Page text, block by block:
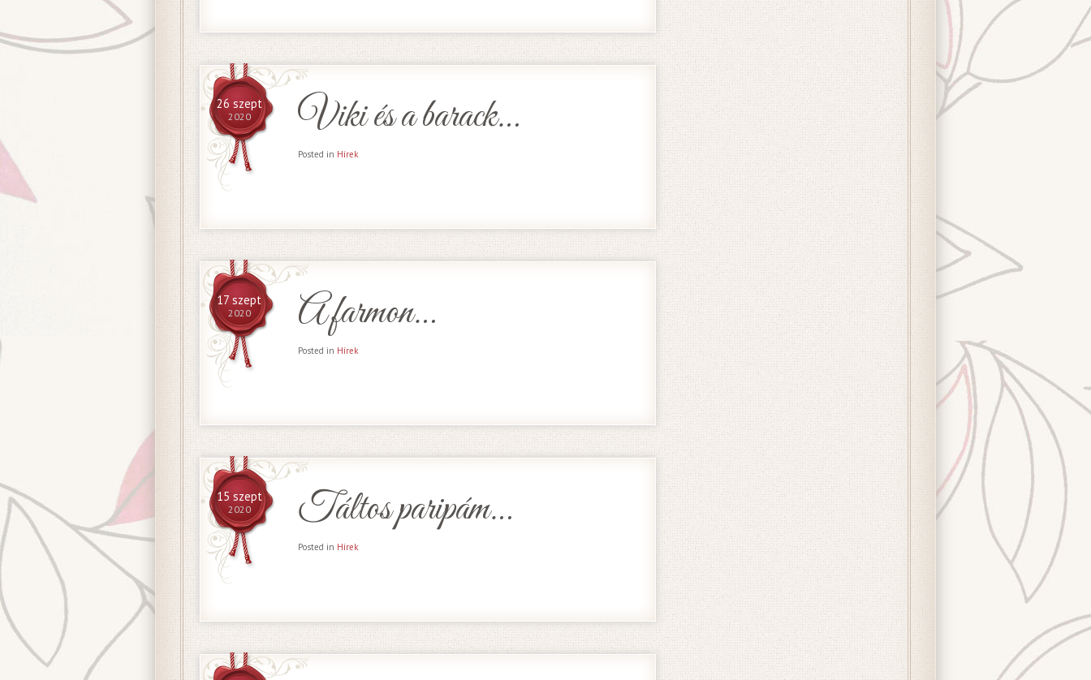
Viki és a barack…
26 szept
2020
Posted in Hírek
A farmon…
17 szept
2020
Posted in Hírek
Táltos paripám…
15 szept
2020
Posted in Hírek